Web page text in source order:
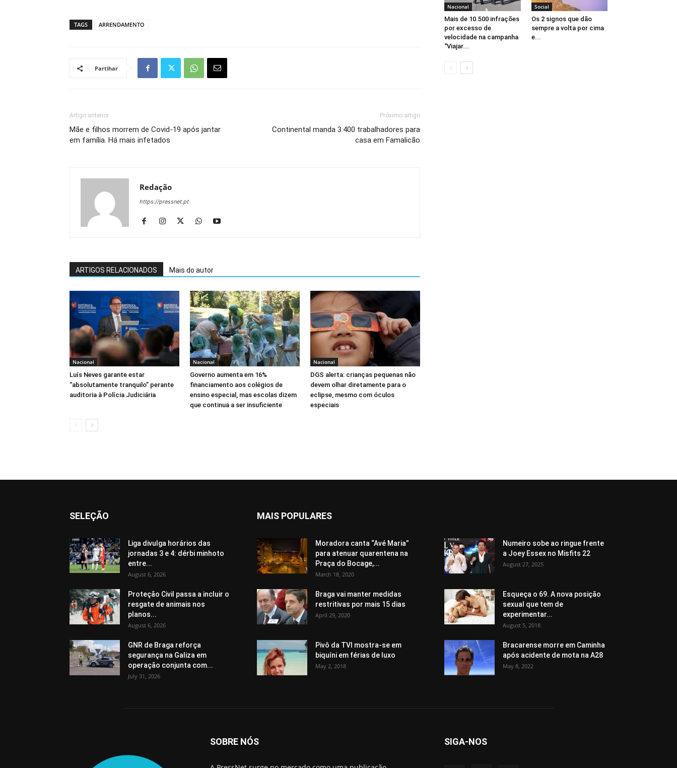
TAGS ARRENDAMENTO
Partihar
Artigo anterior
Mãe e filhos morrem de Covid-19 após jantar
em família. Há mais infetados
Próximo artigo
Continental manda 3.400 trabalhadores para
casa em Famalicão
Redação
https://pressnet.pt
ARTIGOS RELACIONADOS Mais do autor
Nacional
Luís Neves garante estar
“absolutamente tranquilo” perante
auditoria à Polícia Judiciária
Nacional
Governo aumenta em 16%
financiamento aos colégios de
ensino especial, mas escolas dizem
que continua a ser insuficiente
Nacional
DGS alerta: crianças pequenas não
devem olhar diretamente para o
eclipse, mesmo com óculos
especiais
Nacional
Mais de 10.500 infrações
por excesso de
velocidade na campanha
“Viajar...
Social
Os 2 signos que dão
sempre a volta por cima
e...
SELEÇÃO
Liga divulga horários das
jornadas 3 e 4: dérbi minhoto
entre...
August 6, 2026
Proteção Civil passa a incluir o
resgate de animais nos
planos...
August 6, 2026
GNR de Braga reforça
segurança na Galiza em
operação conjunta com...
July 31, 2026
MAIS POPULARES
Moradora canta “Avé Maria”
para atenuar quarentena na
Praça do Bocage,...
March 18, 2020
Numeiro sobe ao ringue frente
a Joey Essex no Misfits 22
August 27, 2025
Braga vai manter medidas
restritivas por mais 15 dias
April 29, 2020
Esqueça o 69. A nova posição
sexual que tem de
experimentar...
August 5, 2018
Pivô da TVI mostra-se em
biquíni em férias de luxo
May 2, 2018
Bracarense morre em Caminha
após acidente de mota na A28
May 8, 2022
SOBRE NÓS SIGA-NOS